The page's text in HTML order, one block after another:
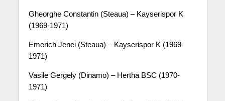
Gheorghe Constantin (Steaua) – Kayserispor K
(1969-1971)
Emerich Jenei (Steaua) – Kayserispor K (1969-
1971)
Vasile Gergely (Dinamo) – Hertha BSC (1970-
1971)